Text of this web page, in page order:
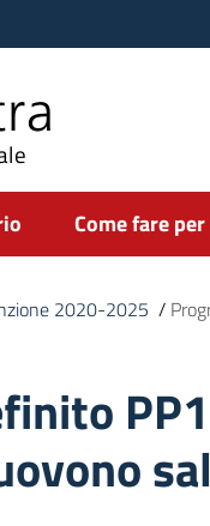
Come fare per
2020-2025 /
PP1